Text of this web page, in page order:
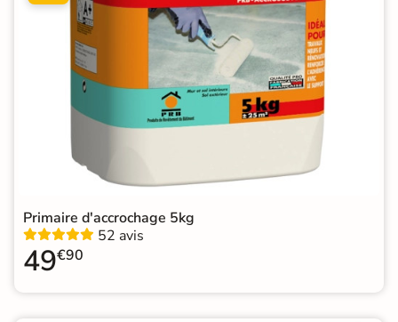
Primaire d'accrochage 5kg
52 avis
49€90